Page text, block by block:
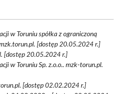
w Toruniu spółka z ograniczoną
[dostęp 20.05.2024 r.]
[dostęp 20.05.2024 r.]
w Toruniu Sp. z.o.o.. mzk-torun.pl.
[dostęp 02.02.2024 r.]